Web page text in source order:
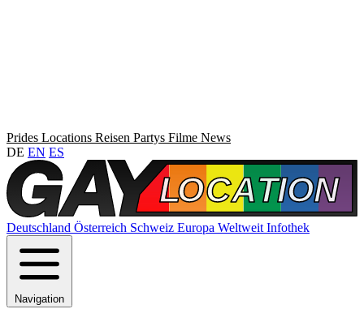
Prides Locations Reisen Partys Filme News
DE EN ES
Deutschland Österreich Schweiz Europa Weltweit Infothek
Navigation